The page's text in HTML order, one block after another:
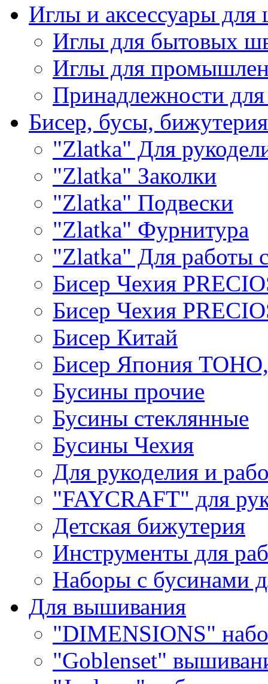
Иглы и аксессуары
Иглы для бытовых
Иглы для
Принадлежности
Бисер, бусы, бижутерия
"Zlatka" Для
"Zlatka" Заколки
"Zlatka" Подвески
"Zlatka" Фурнитура
"Zlatka" Для работы
Бисер Чехия
Бисер Чехия
Бисер Китай
Бисер Япония
Бусины прочие
Бусины стеклянные
Бусины Чехия
Для рукоделия и
"FAYCRAFT" для
Детская бижутерия
Инструменты для
Наборы с бусинами
Для вышивания
"DIMENSIONS"
"Goblenset"